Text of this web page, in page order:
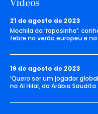
Vídeos
21 de agosto de 2023
Mochila da ‘raposinha’:
febre no verão europeu e na
19 de agosto de 2023
‘Quero ser um jogador
no Al Hilal, da Arábia Saudita